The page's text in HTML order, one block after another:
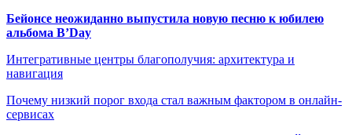
Бейонсе неожиданно выпустила новую песню к юбилею
альбома B’Day
Интегративные центры благополучия: архитектура и
навигация
Почему низкий порог входа стал важным фактором в онлайн-
сервисах